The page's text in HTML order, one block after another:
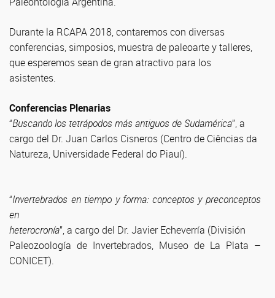
Durante la RCAPA 2018, contaremos con diversas
conferencias, simposios, muestra de paleoarte y talleres,
que esperemos sean de gran atractivo para los
asistentes.
Conferencias Plenarias
“Buscando los tetrápodos más antiguos de Sudamérica”,a
cargo del Dr. Juan Carlos Cisneros (Centro de Ciências da
Natureza, Universidade Federal do Piauí).
“Invertebrados en tiempo y forma: conceptos y preconceptos
en
heterocronía”, a cargo del Dr. Javier Echeverría (División
Paleozoología de Invertebrados, Museo de La Plata –
CONICET).